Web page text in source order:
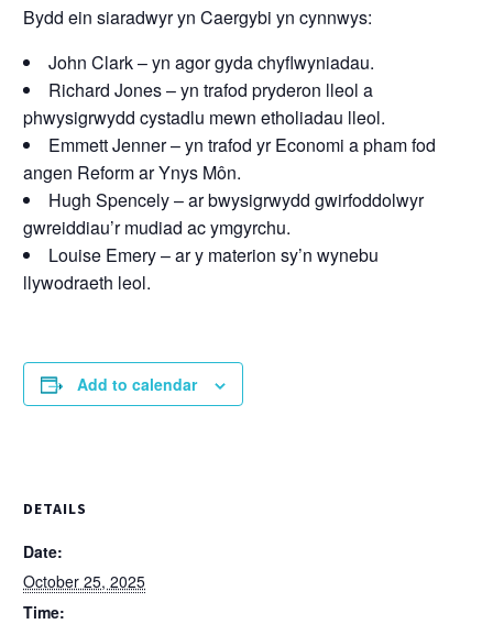
Bydd ein siaradwyr yn Caergybi yn cynnwys:
John Clark – yn agor gyda chyflwyniadau.
Richard Jones – yn trafod pryderon lleol a
phwysigrwydd cystadlu mewn etholiadau lleol.
Emmett Jenner – yn trafod yr Economi a pham fod
angen Reform ar Ynys Môn.
Hugh Spencely – ar bwysigrwydd gwirfoddolwyr
gwreiddiau’r mudiad ac ymgyrchu.
Louise Emery – ar y materion sy’n wynebu
llywodraeth leol.
Add to calendar
DETAILS
Date:
October 25, 2025
Time: